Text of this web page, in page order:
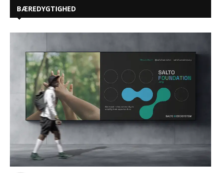
BÆREDYGTIGHED